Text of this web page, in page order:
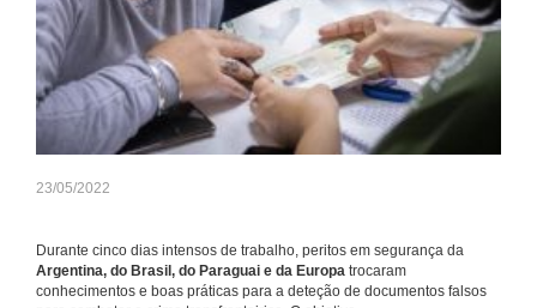
23/05/2022
Durante cinco dias intensos de trabalho, peritos em segurança da
Argentina, do Brasil, do Paraguai e da Europa trocaram
conhecimentos e boas práticas para a deteção de documentos falsos